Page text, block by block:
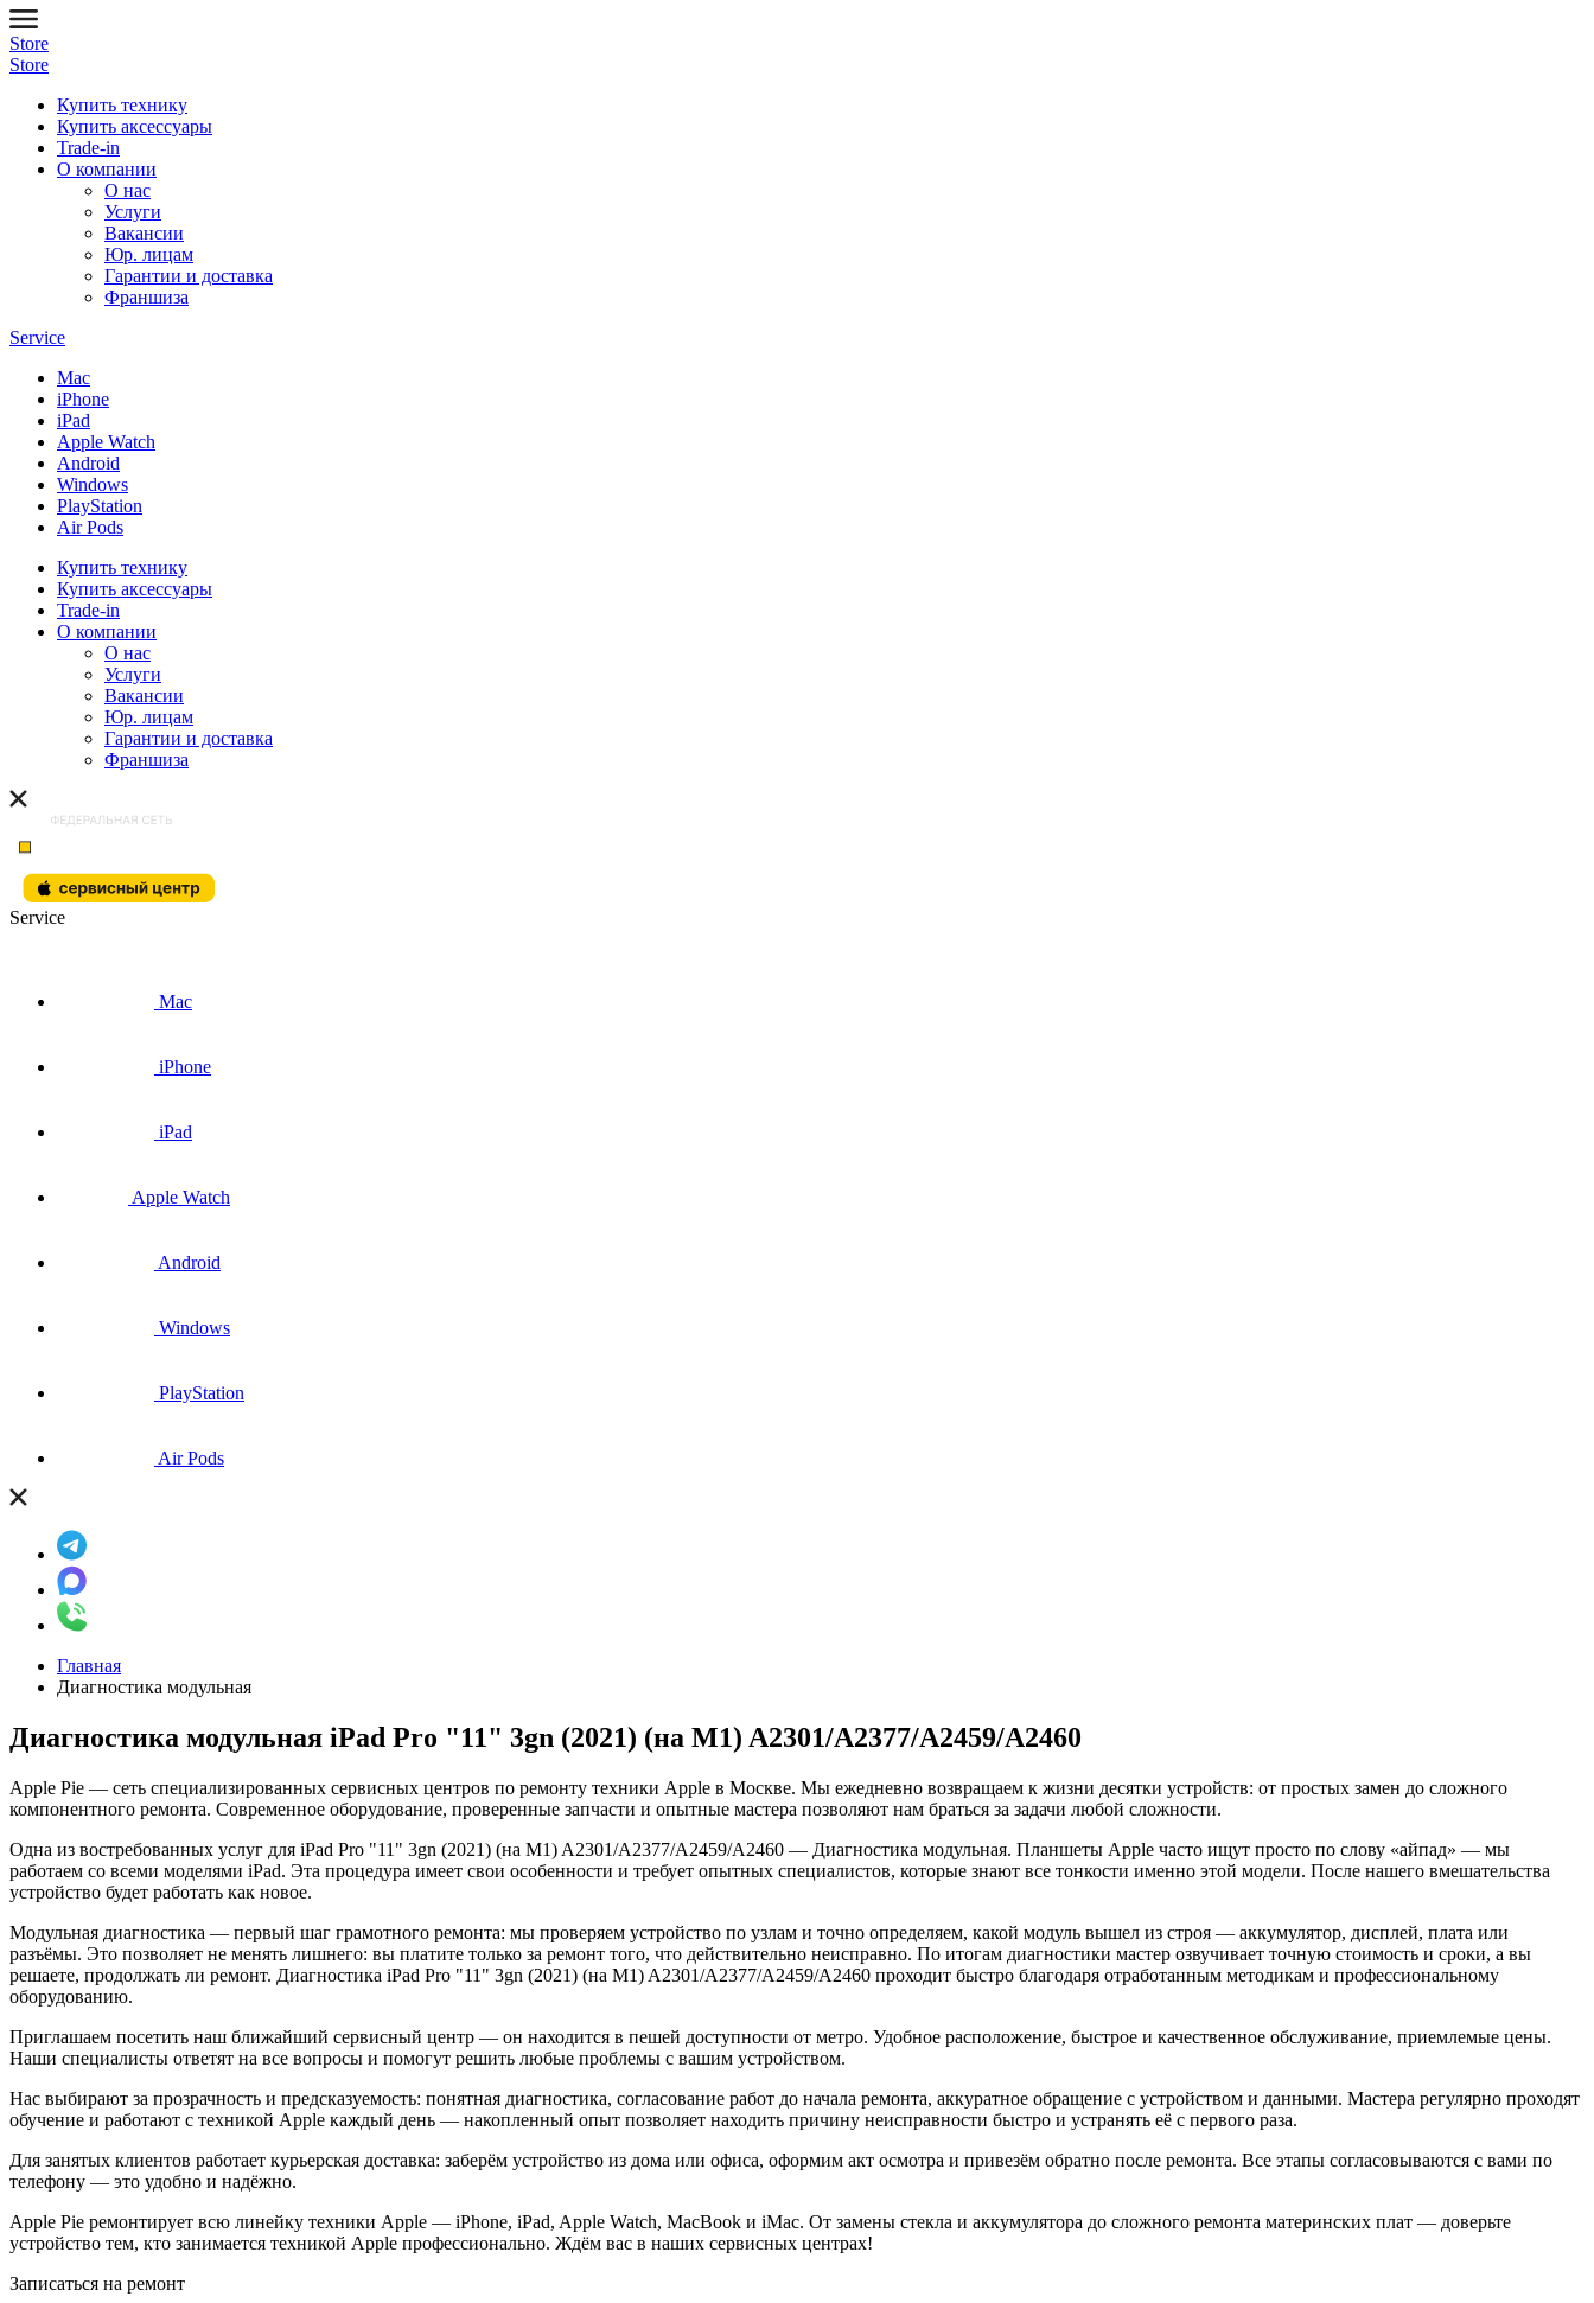
Store
Store
Купить технику
Купить аксессуары
Trade-in
О компании
О нас
Услуги
Вакансии
Юр. лицам
Гарантии и доставка
Франшиза
Service
Mac
iPhone
iPad
Apple Watch
Android
Windows
PlayStation
Air Pods
Купить технику
Купить аксессуары
Trade-in
О компании
О нас
Услуги
Вакансии
Юр. лицам
Гарантии и доставка
Франшиза
Service
Mac
iPhone
iPad
Apple Watch
Android
Windows
PlayStation
Air Pods
Главная
Диагностика модульная
Диагностика модульная iPad Pro "11" 3gn (2021) (на М1) A2301/A2377/A2459/A2460
Apple Pie — сеть специализированных сервисных центров по ремонту техники Apple в Москве. Мы ежедневно возвращаем к жизни десятки устройств: от простых замен до сложного
компонентного ремонта. Современное оборудование, проверенные запчасти и опытные мастера позволяют нам браться за задачи любой сложности.
Одна из востребованных услуг для iPad Pro "11" 3gn (2021) (на М1) A2301/A2377/A2459/A2460 — Диагностика модульная. Планшеты Apple часто ищут просто по слову «айпад» — мы
работаем со всеми моделями iPad. Эта процедура имеет свои особенности и требует опытных специалистов, которые знают все тонкости именно этой модели. После нашего вмешательства
устройство будет работать как новое.
Модульная диагностика — первый шаг грамотного ремонта: мы проверяем устройство по узлам и точно определяем, какой модуль вышел из строя — аккумулятор, дисплей, плата или
разъёмы. Это позволяет не менять лишнего: вы платите только за ремонт того, что действительно неисправно. По итогам диагностики мастер озвучивает точную стоимость и сроки, а вы
решаете, продолжать ли ремонт. Диагностика iPad Pro "11" 3gn (2021) (на М1) A2301/A2377/A2459/A2460 проходит быстро благодаря отработанным методикам и профессиональному
оборудованию.
Приглашаем посетить наш ближайший сервисный центр — он находится в пешей доступности от метро. Удобное расположение, быстрое и качественное обслуживание, приемлемые цены.
Наши специалисты ответят на все вопросы и помогут решить любые проблемы с вашим устройством.
Нас выбирают за прозрачность и предсказуемость: понятная диагностика, согласование работ до начала ремонта, аккуратное обращение с устройством и данными. Мастера регулярно проходят
обучение и работают с техникой Apple каждый день — накопленный опыт позволяет находить причину неисправности быстро и устранять её с первого раза.
Для занятых клиентов работает курьерская доставка: заберём устройство из дома или офиса, оформим акт осмотра и привезём обратно после ремонта. Все этапы согласовываются с вами по
телефону — это удобно и надёжно.
Apple Pie ремонтирует всю линейку техники Apple — iPhone, iPad, Apple Watch, MacBook и iMac. От замены стекла и аккумулятора до сложного ремонта материнских плат — доверьте
устройство тем, кто занимается техникой Apple профессионально. Ждём вас в наших сервисных центрах!
Записаться на ремонт